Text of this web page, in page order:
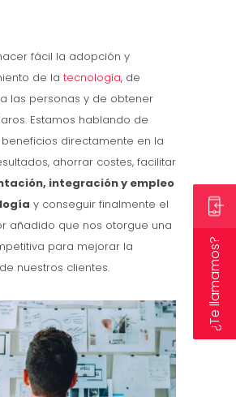
fácil la adopción y
de la tecnología, de
las personas y de obtener
Estamos hablando de
directamente en la
ahorrar costes, facilitar
integración y empleo
y conseguir finalmente el
añadido que nos otorgue una
para mejorar la
nuestros clientes.
¿Te llamamos?